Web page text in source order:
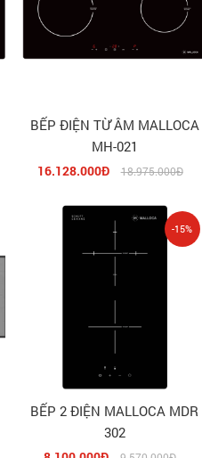
BẾP ĐIỆN TỪ ÂM MALLOCA
MH-021
16.128.000Đ 18.975.000Đ
BẾP 2 ĐIỆN MALLOCA MDR
302
-15%